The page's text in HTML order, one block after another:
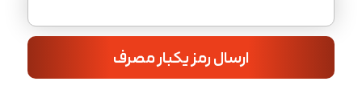
ارسال رمز یکبار مصرف